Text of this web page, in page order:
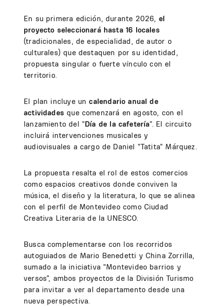
En su primera edición, durante 2026, el
proyecto seleccionará hasta 16 locales
(tradicionales, de especialidad, de autor o
culturales) que destaquen por su identidad,
propuesta singular o fuerte vínculo con el
territorio.
El plan incluye uncalendario anual de
actividades que comenzará en agosto, con el
lanzamiento del “Día de la cafetería”. El circuito
incluirá intervenciones musicales y
audiovisuales a cargo de Daniel “Tatita” Márquez.
La propuesta resalta el rol de estos comercios
como espacios creativos donde conviven la
música, el diseño y la literatura, lo que se alinea
con el perfil de Montevideo como Ciudad
Creativa Literaria de la UNESCO.
Busca complementarse con los recorridos
autoguiados de Mario Benedetti y China Zorrilla,
sumado a la iniciativa “Montevideo barrios y
versos”, ambos proyectos de la División Turismo
para invitar a ver al departamento desde una
nueva perspectiva.